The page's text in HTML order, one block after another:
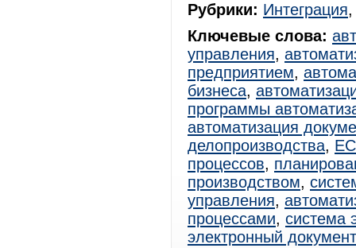
Рубрики: Интеграция
Ключевые слова:
управления,
предприятием,
бизнеса,
программы
автоматизация
делопроизводства,
процессов,
производством,
управления,
процессами, система
электронный